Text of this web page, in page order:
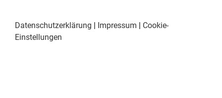
Datenschutzerklärung | Impressum | Cookie-
Einstellungen